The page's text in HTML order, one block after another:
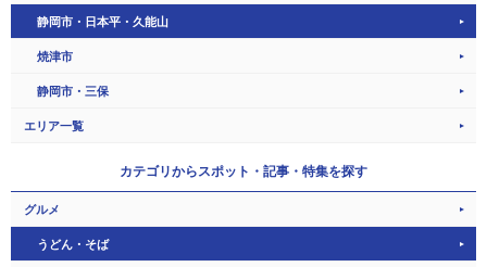
静岡市・日本平・久能山
焼津市
静岡市・三保
エリア一覧
カテゴリからスポット・記事・特集を探す
グルメ
うどん・そば